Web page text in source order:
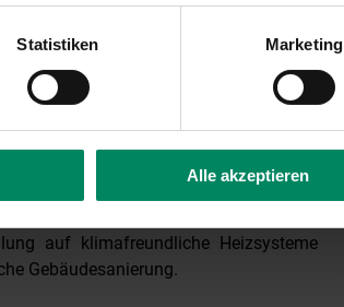
Statistiken Marketing
Alle akzeptieren
ermöglicht.
Industrie« wurde ein entscheidender
Wirtschaft voranzutreiben. Der
Förderungsinstrumente und eröffnet
sondern erstmals auch laufende
entstehen können, zu kompensieren.
»Sanierungsoffensive«, dessen
auf klimafreundliche Heizsysteme
Gebäudesanierung.